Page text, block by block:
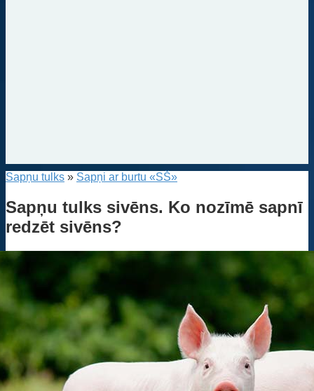
Sapņu tulks » Sapņi ar burtu «SŠ»
Sapņu tulks sivēns. Ko nozīmē sapnī
redzēt sivēns?